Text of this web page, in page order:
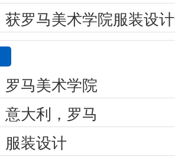
获罗马美术学院服装设
罗马美术学院
意大利，罗马
服装设计